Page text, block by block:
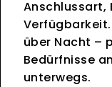
Anschlussart,
über Nacht –
Bedürfnisse
unterwegs.